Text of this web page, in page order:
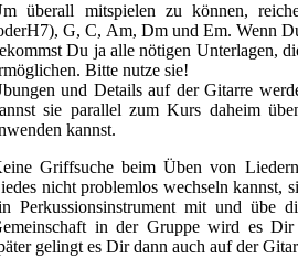
überall mitspielen zu können,
G, C, Am, Dm und Em. Wenn
Du ja alle nötigen Unterlagen,
Bitte nutze sie!
und Details auf der Gitarre
sie parallel zum Kurs daheim
kannst.
Griffsuche beim Üben von
nicht problemlos wechseln kannst,
Perkussionsinstrument mit und übe
in der Gruppe wird es Dir
gelingt es Dir dann auch auf der